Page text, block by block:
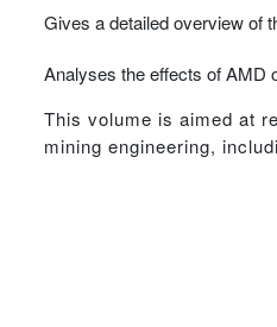
Gives a detailed overview of
Analyses the effects of AMD
This volume is aimed at
mining engineering,